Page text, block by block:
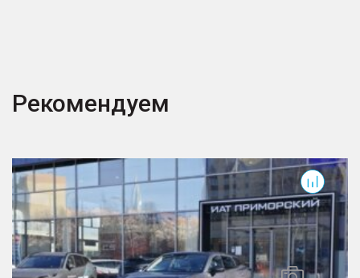
Рекомендуем